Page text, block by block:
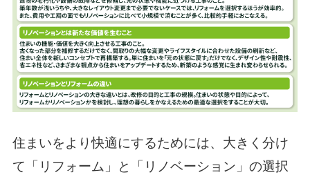
住まいをより快適にするためには、大きく分け
て「リフォーム」と「リノベーション」の選択